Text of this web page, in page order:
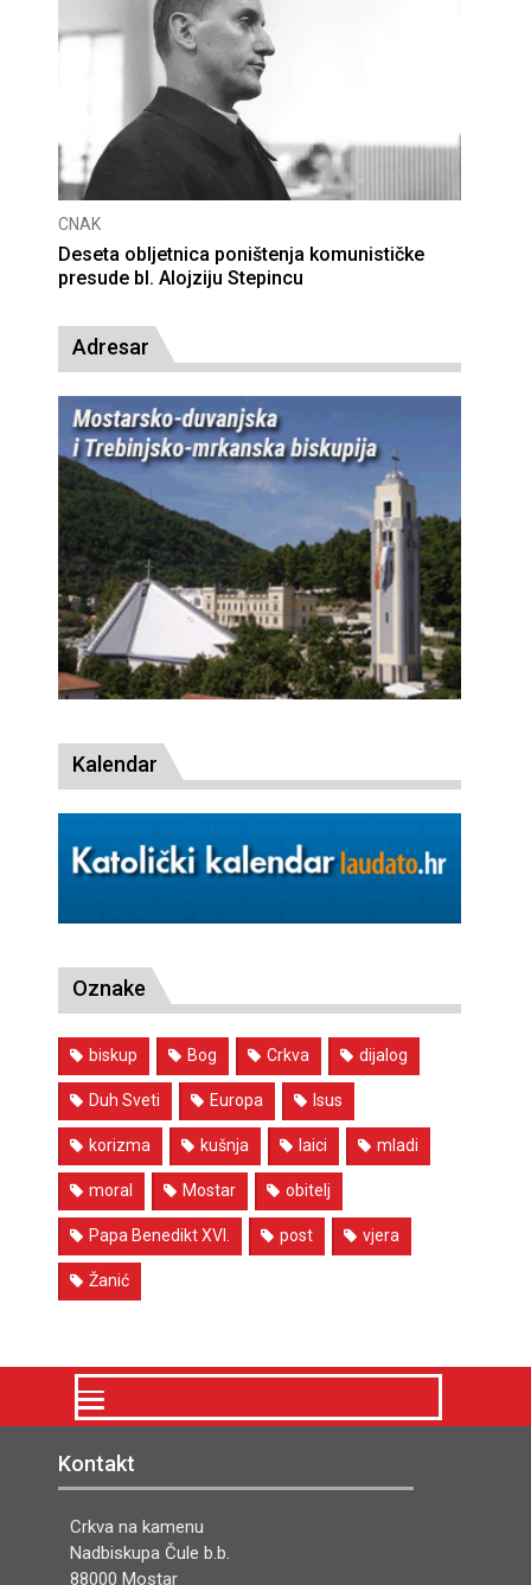
CNAK
Deseta obljetnica poništenja komunističke
presude bl. Alojziju Stepincu
Adresar
Kalendar
Oznake
biskup Bog Crkva dijalog
Duh Sveti Europa Isus
korizma kušnja laici mladi
moral Mostar obitelj
Papa Benedikt XVI. post vjera
Žanić
Kontakt
Crkva na kamenu
Nadbiskupa Čule b.b.
88000 Mostar